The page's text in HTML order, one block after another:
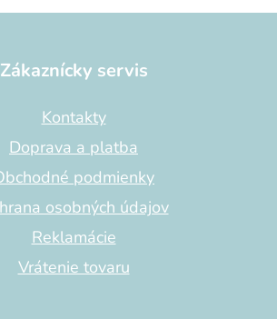
Zákaznícky servis
Kontakty
Doprava a platba
podmienky
osobných údajov
Reklamácie
Vrátenie tovaru